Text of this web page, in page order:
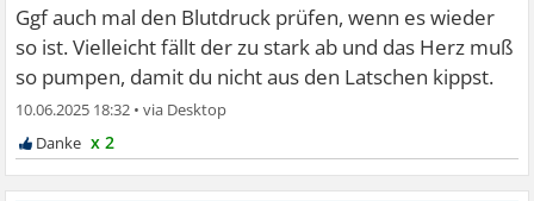
Ggf auch mal den Blutdruck prüfen, wenn es wieder
so ist. Vielleicht fällt der zu stark ab und das Herz muß
so pumpen, damit du nicht aus den Latschen kippst.
10.06.2025 18:32 •
x 2